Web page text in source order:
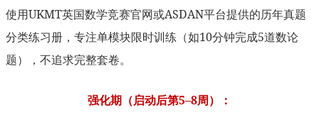
使用UKMT英国数学竞赛官网或ASDAN平台提供的历年真题
分类练习册，专注单模块限时训练（如10分钟完成5道数论
题），不追求完整套卷。
强化期（启动后第5–8周）：